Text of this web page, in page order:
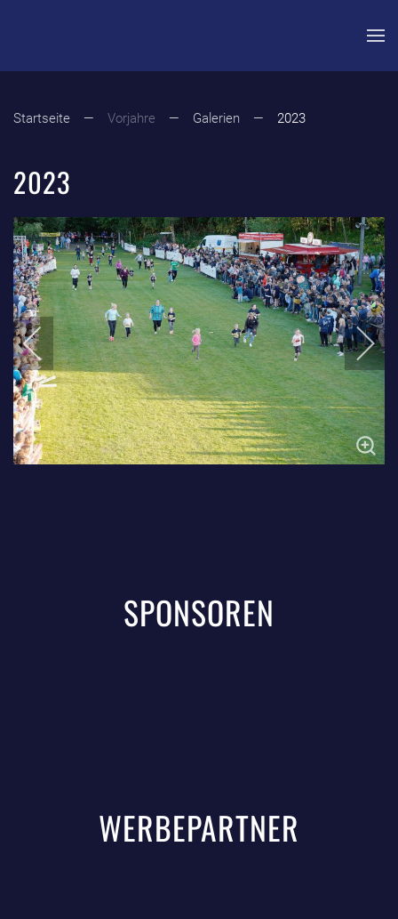
Startseite Vorjahre Galerien 2023
2023
SPONSOREN
WERBEPARTNER